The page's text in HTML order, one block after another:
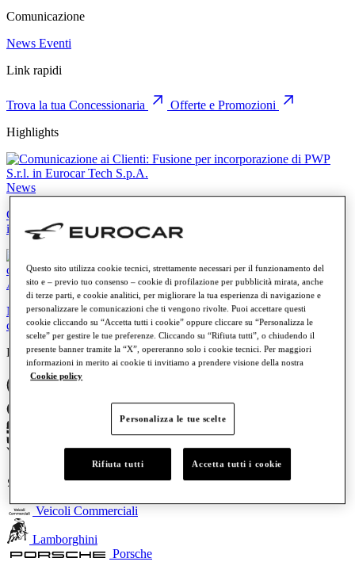
Comunicazione
News Eventi
Link rapidi
Trova la tua Concessionaria
Offerte e Promozioni
Highlights
News
Comunicazione ai Clienti: Fusione per incorporazione di PWP S.r.l.
in Eurocar Tech S.p.A.
Audi
Nuova Audi Q9: il vertice della gamma SUV Audi è pronto a
conquistare la strada
Brand
Skoda
Veicoli Commerciali
Lamborghini
Porsche
Questo sito utilizza cookie tecnici, strettamente necessari per il funzionamento del
sito e – previo tuo consenso – cookie di profilazione per pubblicità mirata, anche
di terze parti, e cookie analitici, per migliorare la tua esperienza di navigazione e
personalizzare le comunicazioni che ti vengono rivolte. Puoi accettare questi
cookie cliccando su “Accetta tutti i cookie” oppure cliccare su “Personalizza le
scelte” per gestire le tue preferenze. Cliccando su “Rifiuta tutti”, o chiudendo il
presente banner tramite la “X”, opereranno solo i cookie tecnici. Per maggiori
informazioni in merito ai cookie ti invitiamo a prendere visione della nostra
Cookie policy
Personalizza le tue scelte
Rifiuta tutti Accetta tutti i cookie